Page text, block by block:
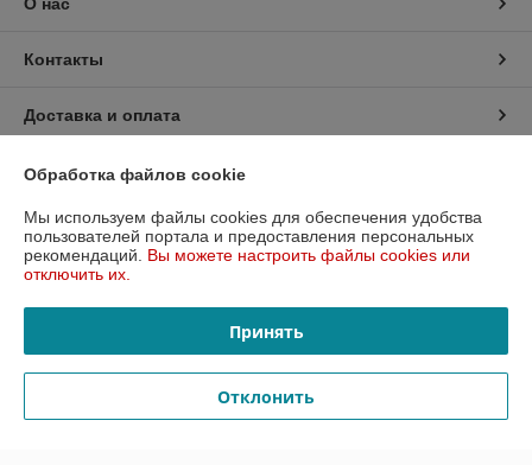
Контакты
Доставка и оплата
График работы
Полная версия сайта
Политика обработки cookies
Сайт создан на платформе Deal.by
Обработка файлов cookie
Мы используем файлы cookies для обеспечения удобства
пользователей портала и предоставления персональных
рекомендаций. Вы можете настроить файлы cookies или
отключить их.
Принять
Отклонить